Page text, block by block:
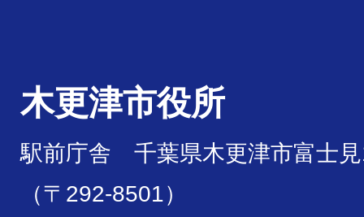
木更津市役所
駅前庁舎 千葉県木更津市富士
（〒292-8501）